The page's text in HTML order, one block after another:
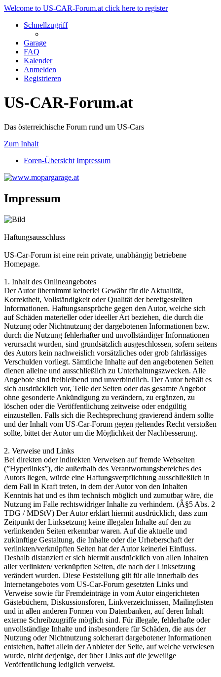
Welcome to US-CAR-Forum.at click here to register
Schnellzugriff
Garage
FAQ
Kalender
Anmelden
Registrieren
US-CAR-Forum.at
Das österreichische Forum rund um US-Cars
Zum Inhalt
Foren-Übersicht Impressum
Impressum
Haftungsausschluss
US-Car-Forum ist eine rein private, unabhängig betriebene
Homepage.
1. Inhalt des Onlineangebotes
Der Autor übernimmt keinerlei Gewähr für die Aktualität,
Korrektheit, Vollständigkeit oder Qualität der bereitgestellten
Informationen. Haftungsansprüche gegen den Autor, welche sich
auf Schäden materieller oder ideeller Art beziehen, die durch die
Nutzung oder Nichtnutzung der dargebotenen Informationen bzw.
durch die Nutzung fehlerhafter und unvollständiger Informationen
verursacht wurden, sind grundsätzlich ausgeschlossen, sofern seitens
des Autors kein nachweislich vorsätzliches oder grob fahrlässiges
Verschulden vorliegt. Sämtliche Inhalte auf den angebotenen Seiten
dienen alleine und ausschließlich zu Unterhaltungszwecken. Alle
Angebote sind freibleibend und unverbindlich. Der Autor behält es
sich ausdrücklich vor, Teile der Seiten oder das gesamte Angebot
ohne gesonderte Ankündigung zu verändern, zu ergänzen, zu
löschen oder die Veröffentlichung zeitweise oder endgültig
einzustellen. Falls sich die Rechtsprechung gravierend ändern sollte
und der Inhalt vom US-Car-Forum gegen geltendes Recht verstoßen
sollte, bittet der Autor um die Möglichkeit der Nachbesserung.
2. Verweise und Links
Bei direkten oder indirekten Verweisen auf fremde Webseiten
(”Hyperlinks”), die außerhalb des Verantwortungsbereiches des
Autors liegen, würde eine Haftungsverpflichtung ausschließlich in
dem Fall in Kraft treten, in dem der Autor von den Inhalten
Kenntnis hat und es ihm technisch möglich und zumutbar wäre, die
Nutzung im Falle rechtswidriger Inhalte zu verhindern. (Â§5 Abs. 2
TDG / MDStV) Der Autor erklärt hiermit ausdrücklich, dass zum
Zeitpunkt der Linksetzung keine illegalen Inhalte auf den zu
verlinkenden Seiten erkennbar waren. Auf die aktuelle und
zukünftige Gestaltung, die Inhalte oder die Urheberschaft der
verlinkten/verknüpften Seiten hat der Autor keinerlei Einfluss.
Deshalb distanziert er sich hiermit ausdrücklich von allen Inhalten
aller verlinkten/ verknüpften Seiten, die nach der Linksetzung
verändert wurden. Diese Feststellung gilt für alle innerhalb des
Internetangebotes vom US-Car-Forum gesetzten Links und
Verweise sowie für Fremdeinträge in vom Autor eingerichteten
Gästebüchern, Diskussionsforen, Linkverzeichnissen, Mailinglisten
und in allen anderen Formen von Datenbanken, auf deren Inhalt
externe Schreibzugriffe möglich sind. Für illegale, fehlerhafte oder
unvollständige Inhalte und insbesondere für Schäden, die aus der
Nutzung oder Nichtnutzung solcherart dargebotener Informationen
entstehen, haftet allein der Anbieter der Seite, auf welche verwiesen
wurde, nicht derjenige, der über Links auf die jeweilige
Veröffentlichung lediglich verweist.